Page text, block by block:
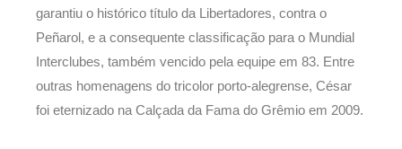
garantiu o histórico título da Libertadores, contra o
Peñarol, e a consequente classificação para o Mundial
Interclubes, também vencido pela equipe em 83. Entre
outras homenagens do tricolor porto-alegrense, César
foi eternizado na Calçada da Fama do Grêmio em 2009.